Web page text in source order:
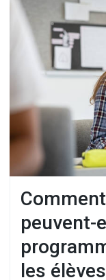
peuvent-
les